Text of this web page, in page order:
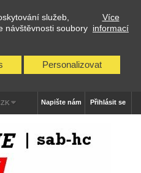
služeb,
návštěvnosti soubory
Více
informací
Personalizovat
Přihlásit se
Napište nám